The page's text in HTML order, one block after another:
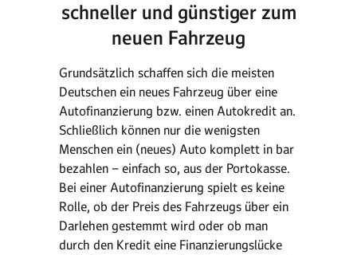
schneller und günstiger zum
neuen Fahrzeug
Grundsätzlich schaffen sich die meisten
Deutschen ein neues Fahrzeug über eine
Autofinanzierung bzw. einen Autokredit an.
Schließlich können nur die wenigsten
Menschen ein (neues) Auto komplett in bar
bezahlen – einfach so, aus der Portokasse.
Bei einer Autofinanzierung spielt es keine
Rolle, ob der Preis des Fahrzeugs über ein
Darlehen gestemmt wird oder ob man
durch den Kredit eine Finanzierungslücke